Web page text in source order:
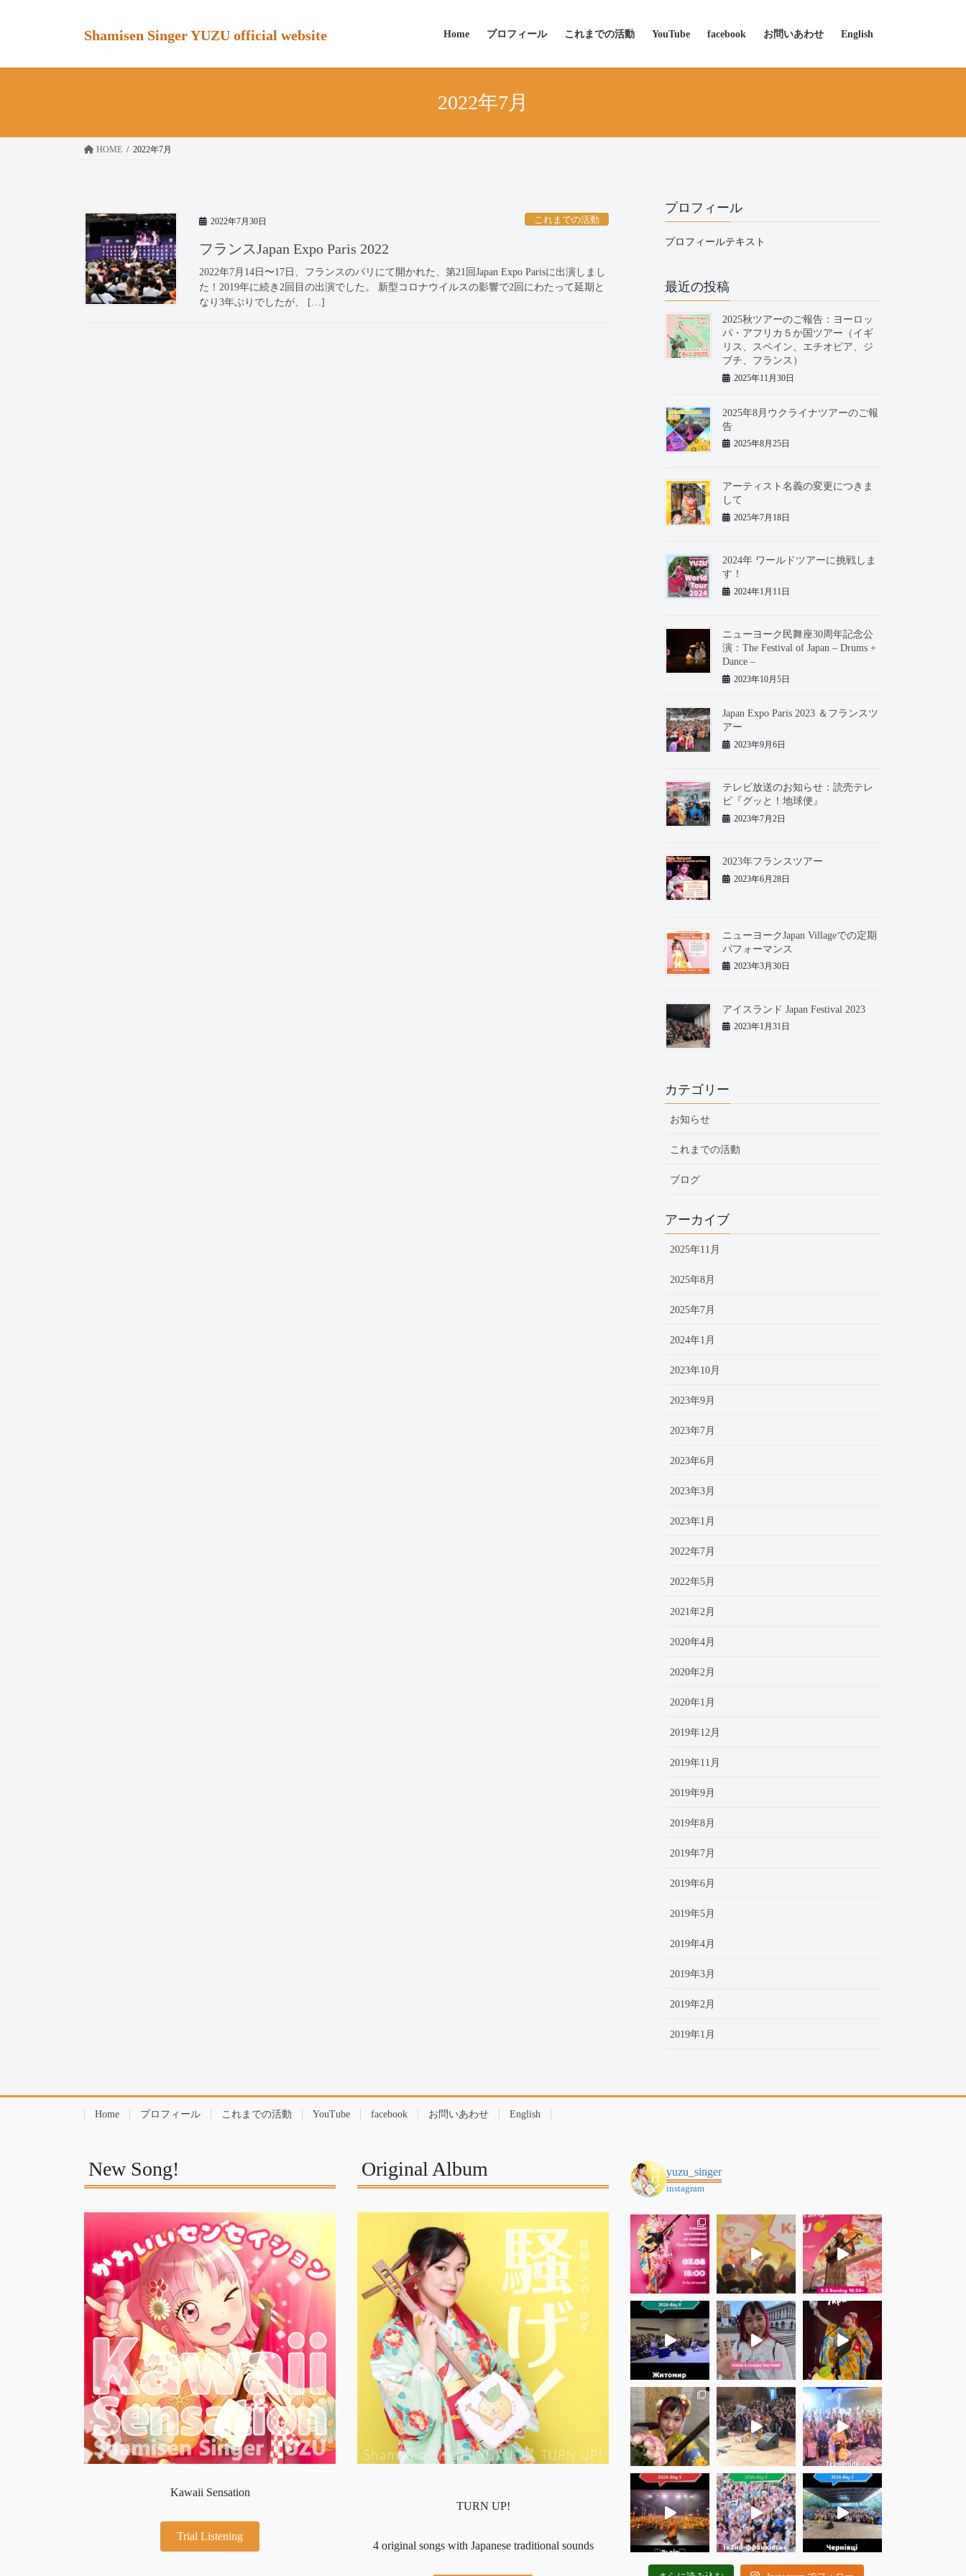
Shamisen Singer YUZU official website Home プロフィール これまでの活動 YouTube facebook お問いあわせ English
2022年7月
HOME 2022年7月
2022年7月30日 これまでの活動
フランスJapan Expo Paris 2022
2022年7月14日〜17日、フランスのパリにて開かれた、第21回Japan Expo Parisに出演しまし
た！2019年に続き2回目の出演でした。 新型コロナウイルスの影響で2回にわたって延期と
なり3年ぶりでしたが、 […]
プロフィール
プロフィールテキスト
最近の投稿
2025秋ツアーのご報告：ヨーロッ
パ・アフリカ５か国ツアー（イギ
リス、スペイン、エチオピア、ジ
ブチ、フランス）
2025年11月30日
2025年8月ウクライナツアーのご報
告
2025年8月25日
アーティスト名義の変更につきま
して
2025年7月18日
2024年 ワールドツアーに挑戦しま
す！
2024年1月11日
ニューヨーク民舞座30周年記念公
演：The Festival of Japan – Drums +
Dance –
2023年10月5日
Japan Expo Paris 2023 ＆フランスツ
アー
2023年9月6日
テレビ放送のお知らせ：読売テレ
ビ『グッと！地球便』
2023年7月2日
2023年フランスツアー
2023年6月28日
ニューヨークJapan Villageでの定期
パフォーマンス
2023年3月30日
アイスランド Japan Festival 2023
2023年1月31日
カテゴリー
お知らせ
これまでの活動
ブログ
アーカイブ
2025年11月
2025年8月
2025年7月
2024年1月
2023年10月
2023年9月
2023年7月
2023年6月
2023年3月
2023年1月
2022年7月
2022年5月
2021年2月
2020年4月
2020年2月
2020年1月
2019年12月
2019年11月
2019年9月
2019年8月
2019年7月
2019年6月
2019年5月
2019年4月
2019年3月
2019年2月
2019年1月
Home プロフィール これまでの活動 YouTube facebook お問いあわせ English
New Song!
Kawaii Sensation
Trial Listening
Original Album
TURN UP!
4 original songs with Japanese traditional sounds
yuzu_singer
instagram